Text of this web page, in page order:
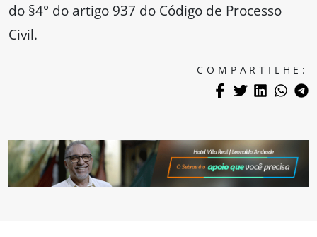
do §4° do artigo 937 do Código de Processo
Civil.
COMPARTILHE: